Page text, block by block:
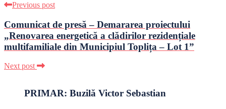
Previous post
Comunicat de presă – Demararea proiectului
„Renovarea energetică a clădirilor rezidențiale
multifamiliale din Municipiul Toplița – Lot 1”
Next post
PRIMAR: Buzilă Victor Sebastian